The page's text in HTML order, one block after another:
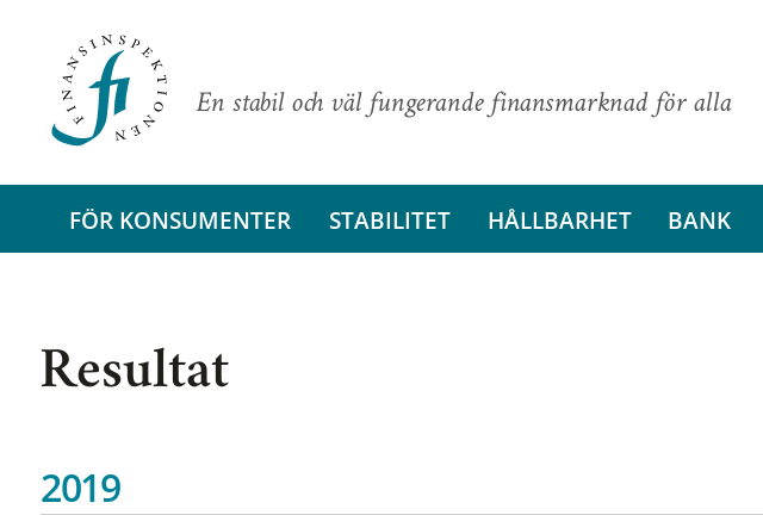
En stabil och väl fungerande finansmarknad för alla
FÖR KONSUMENTER STABILITET HÅLLBARHET BANK
Resultat
2019